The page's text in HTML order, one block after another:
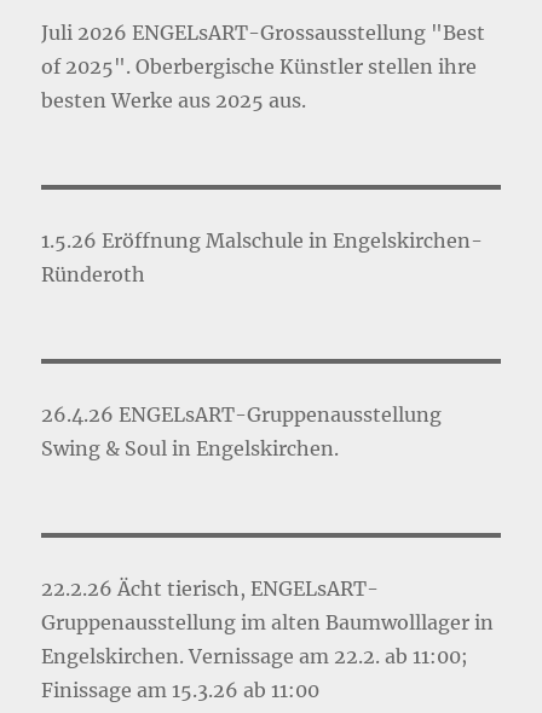
Juli 2026 ENGELsART-Grossausstellung "Best
of 2025". Oberbergische Künstler stellen ihre
besten Werke aus 2025 aus.
1.5.26 Eröffnung Malschule in Engelskirchen-
Ründeroth
26.4.26 ENGELsART-Gruppenausstellung
Swing & Soul in Engelskirchen.
22.2.26 Ächt tierisch, ENGELsART-
Gruppenausstellung im alten Baumwolllager in
Engelskirchen. Vernissage am 22.2. ab 11:00;
Finissage am 15.3.26 ab 11:00